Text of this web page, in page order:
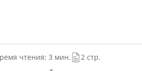
чтения: 3 мин.
2 стр.